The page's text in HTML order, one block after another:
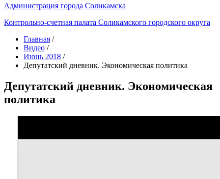
Администрация города Соликамска
Контрольно-счетная палата Соликамского городского округа
Главная /
Видео /
Июнь 2018 /
Депутатский дневник. Экономическая политика
Депутатский дневник. Экономическая
политика